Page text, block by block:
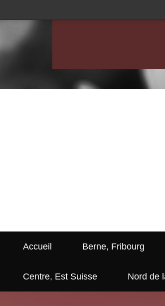
Accueil Berne, Fribourg
Centre, Est Suisse Nord de